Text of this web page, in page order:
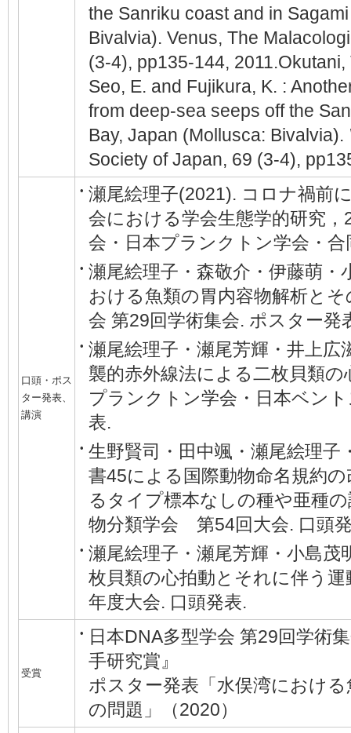
the Sanriku coast and in
Bivalvia). Venus, The
(3-4), pp135-144, 2011.Okutani,
Seo, E. and Fujikura, K. :
from deep-sea seeps off the
Bay, Japan (Mollusca: Bivalvia).
Society of Japan, 69 (3-4),
口頭・ポス
ター発表、
講演
• 瀬尾絵理子(2021). コロナ禍前
会における学会生態学的研究
会・日本プランクトン学会・
• 瀬尾絵理子・森敬介・伊藤萌・
おける魚類の胃内容物解析と
会 第29回学術集会. ポスター発
• 瀬尾絵理子・瀬尾芳輝・井上広
襲的赤外線法による二枚貝類
プランクトン学会・日本ベン
表.
• 生野賢司・田中颯・瀬尾絵理子
書45による国際動物命名規約
るタイプ標本なしの種や亜種
物分類学会 第54回大会. 口頭
• 瀬尾絵理子・瀬尾芳輝・小島茂
枚貝類の心拍動とそれに伴う
年度大会. 口頭発表.
受賞
•
日本DNA多型学会 第29回学術
手研究賞』
ポスター発表「水俣湾におけ
の問題」（2020）